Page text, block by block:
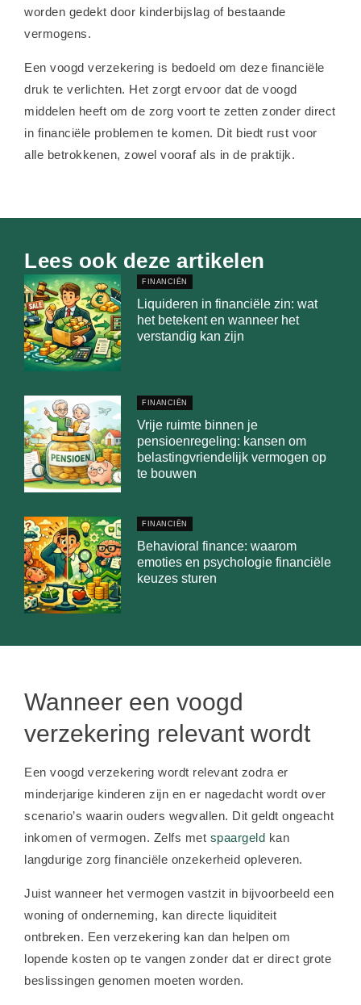
worden gedekt door kinderbijslag of bestaande
vermogens.
Een voogd verzekering is bedoeld om deze financiële
druk te verlichten. Het zorgt ervoor dat de voogd
middelen heeft om de zorg voort te zetten zonder direct
in financiële problemen te komen. Dit biedt rust voor
alle betrokkenen, zowel vooraf als in de praktijk.
Lees ook deze artikelen
FINANCIËN
Liquideren in financiële zin: wat
het betekent en wanneer het
verstandig kan zijn
FINANCIËN
Vrije ruimte binnen je
pensioenregeling: kansen om
belastingvriendelijk vermogen op
te bouwen
FINANCIËN
Behavioral finance: waarom
emoties en psychologie financiële
keuzes sturen
Wanneer een voogd
verzekering relevant wordt
Een voogd verzekering wordt relevant zodra er
minderjarige kinderen zijn en er nagedacht wordt over
scenario’s waarin ouders wegvallen. Dit geldt ongeacht
inkomen of vermogen. Zelfs met spaargeld kan
langdurige zorg financiële onzekerheid opleveren.
Juist wanneer het vermogen vastzit in bijvoorbeeld een
woning of onderneming, kan directe liquiditeit
ontbreken. Een verzekering kan dan helpen om
lopende kosten op te vangen zonder dat er direct grote
beslissingen genomen moeten worden.